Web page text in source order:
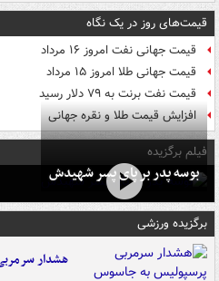
قیمت‌های روز در یک نگاه
قیمت جهانی نفت امروز ۱۶ مرداد
قیمت جهانی طلا امروز ۱۵ مرداد
قیمت نفت برنت به ۷۹ دلار رسید
افزایش قیمت طلا و نقره جهانی
فیلم برگزیده
بوسه‌ پدر بر پای پسر شهیدش
برگزیده ورزشی
هشدار